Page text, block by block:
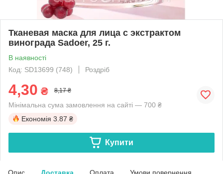
Тканевая маска для лица с экстрактом
винограда Sadoer, 25 г.
В наявності
Код: SD13699 (748)
Роздріб
4,30 ₴ 8,17 ₴
Мінімальна сума замовлення на сайті — 700 ₴
Економія 3.87 ₴
Купити
Опис Доставка Оплата Умови повернення